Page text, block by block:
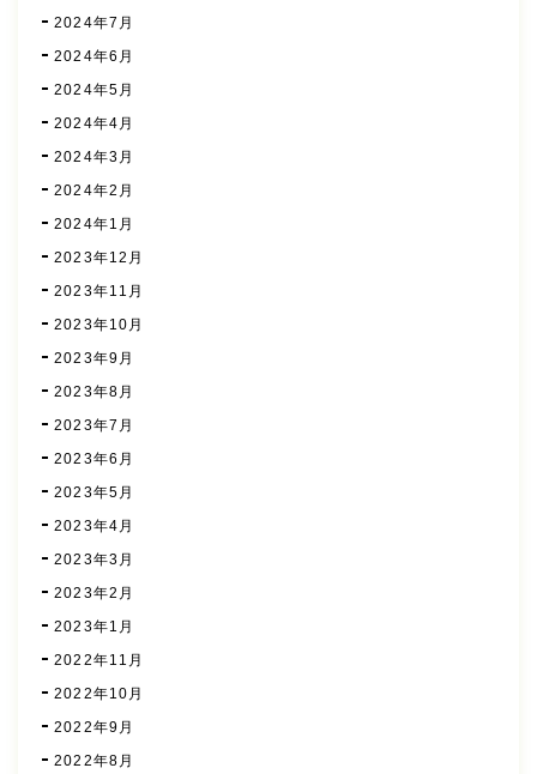
2024年7月
2024年6月
2024年5月
2024年4月
2024年3月
2024年2月
2024年1月
2023年12月
2023年11月
2023年10月
2023年9月
2023年8月
2023年7月
2023年6月
2023年5月
2023年4月
2023年3月
2023年2月
2023年1月
2022年11月
2022年10月
2022年9月
2022年8月